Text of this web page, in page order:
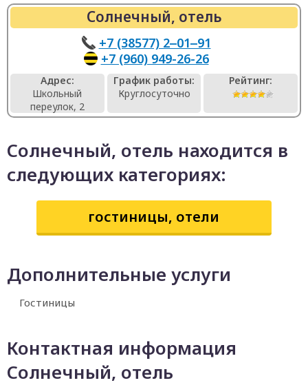
Солнечный, отель
+7 (38577) 2‒01‒91
+7 (960) 949-26-26
Адрес:
Школьный
переулок, 2
График работы:
Круглосуточно
Рейтинг:
Солнечный, отель находится в
следующих категориях:
гостиницы, отели
Дополнительные услуги
Гостиницы
Контактная информация
Солнечный, отель